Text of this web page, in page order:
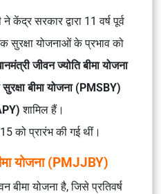
केंद्र सरकार द्वारा 11 वर्ष पूर्व
सुरक्षा योजनाओं के प्रभाव को
जीवन ज्योति बीमा योजना
सुरक्षा बीमा योजना (PMSBY)
शामिल हैं।
को प्रारंभ की गई थीं।
योजना (PMJJBY)
बीमा योजना है, जिसे प्रतिवर्ष